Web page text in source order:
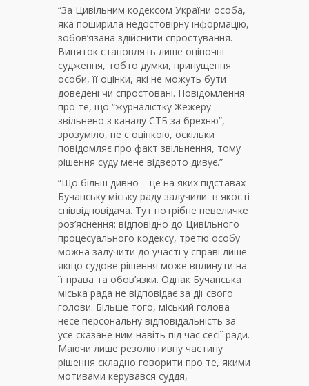
“За Цивільним кодексом України особа,
яка поширила недостовірну інформацію,
зобов’язана здійснити спростування.
Виняток становлять лише оціночні
судження, тобто думки, припущення
особи, її оцінки, які не можуть бути
доведені чи спростовані. Повідомлення
про те, що “журналістку Жежеру
звільнено з каналу СТБ за брехню”,
зрозуміло, не є оцінкою, оскільки
повідомляє про факт звільнення, тому
рішення суду мене відверто дивує.”
“Що більш дивно – це на яких підставах
Бучанську міську раду залучили в якості
співвідповідача. Тут потрібне невеличке
роз’яснення: відповідно до Цивільного
процесуального кодексу, третю особу
можна залучити до участі у справі лише
якщо судове рішення може вплинути на
її права та обов’язки. Однак Бучанська
міська рада не відповідає за дії свого
голови. Більше того, міський голова
несе персональну відповідальність за
усе сказане ним навіть під час сесії ради.
Маючи лише резолютивну частину
рішення складно говорити про те, якими
мотивами керувався суддя,